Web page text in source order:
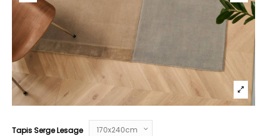
Tapis Serge Lesage